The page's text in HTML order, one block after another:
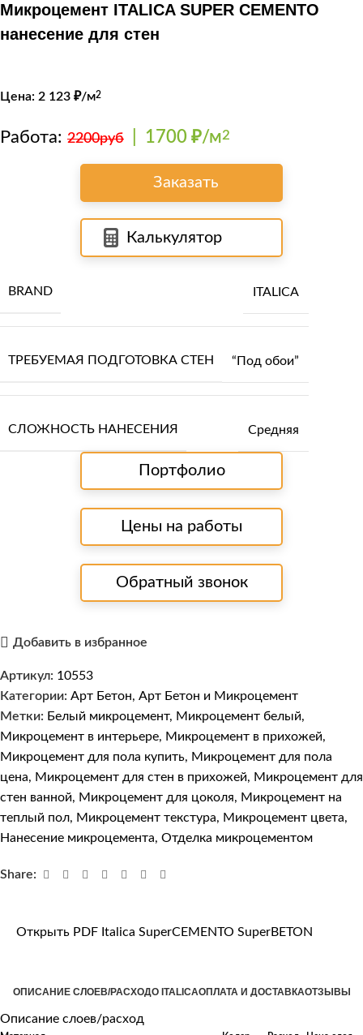
Микроцемент ITALICA SUPER CEMENTO
нанесение для стен
Цена: 2 123 ₽/м2
Работа: 2200руб 1700 ₽/м2
Заказать
Калькулятор
BRAND ITALICA
ТРЕБУЕМАЯ ПОДГОТОВКА СТЕН “Под обои”
СЛОЖНОСТЬ НАНЕСЕНИЯ Средняя
Портфолио
Цены на работы
Обратный звонок
Добавить в избранное
Артикул: 10553
Категории: Арт Бетон, Арт Бетон и Микроцемент
Метки: Белый микроцемент, Микроцемент белый,
Микроцемент в интерьере, Микроцемент в прихожей,
Микроцемент для пола купить, Микроцемент для пола
цена, Микроцемент для стен в прихожей, Микроцемент для
стен ванной, Микроцемент для цоколя, Микроцемент на
теплый пол, Микроцемент текстура, Микроцемент цвета,
Нанесение микроцемента, Отделка микроцементом
Share:
Открыть PDF Italica SuperCEMENTO SuperBETON
ОПИСАНИЕ СЛОЕВ/РАСХОДО ITALICAОПЛАТА И ДОСТАВКАОТЗЫВЫ
Описание слоев/расход